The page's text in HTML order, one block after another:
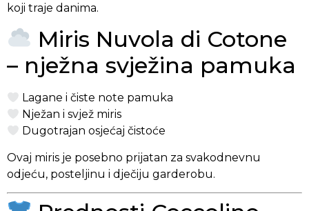
koji traje danima.
Miris Nuvola di Cotone
– nježna svježina pamuka
Lagane i čiste note pamuka
Nježan i svjež miris
Dugotrajan osjećaj čistoće
Ovaj miris je posebno prijatan za svakodnevnu
odjeću, posteljinu i dječiju garderobu.